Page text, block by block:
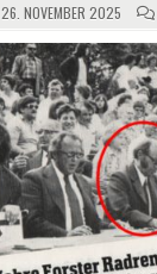
26. NOVEMBER 2025